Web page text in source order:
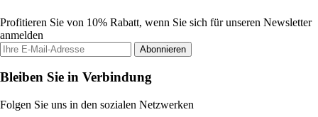
Profitieren Sie von 10% Rabatt, wenn Sie sich für unseren Newsletter
anmelden
Abonnieren
Bleiben Sie in Verbindung
Folgen Sie uns in den sozialen Netzwerken